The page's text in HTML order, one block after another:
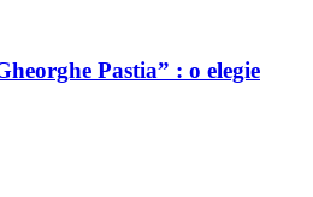
Pastia” : o elegie